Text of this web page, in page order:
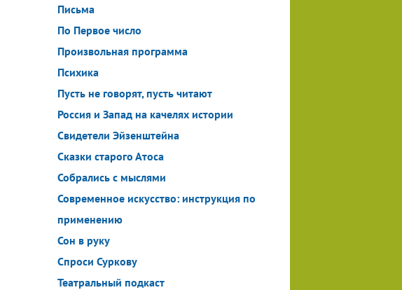
Письма
По Первое число
Произвольная программа
Психика
Пусть не говорят, пусть читают
Россия и Запад на качелях истории
Свидетели Эйзенштейна
Сказки старого Атоса
Собрались с мыслями
Современное искусство: инструкция по
применению
Сон в руку
Спроси Суркову
Театральный подкаст